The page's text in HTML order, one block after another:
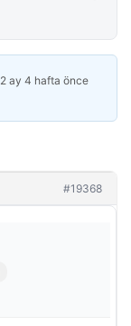
2 ay 4 hafta önce
#19368